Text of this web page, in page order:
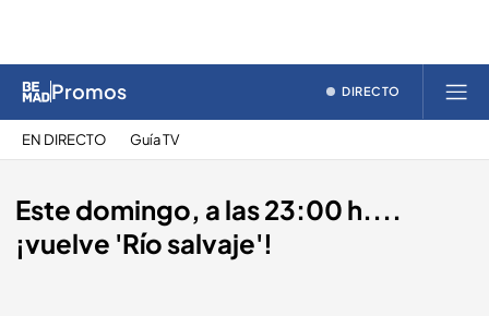
Promos DIRECTO
EN DIRECTO Guía TV
Este domingo, a las 23:00 h....
¡vuelve 'Río salvaje'!